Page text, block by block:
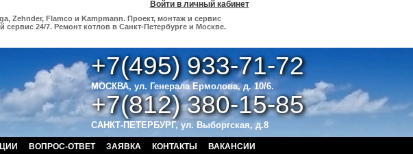
Zehnder, Flamco и Kampmann. Проект, монтаж и сервис
24/7. Ремонт котлов в Санкт-Петербурге и Москве.
Войти в личный кабинет
+7(495) 933-71-72
МОСКВА, ул. Генерала Ермолова, д. 10/6.
+7(812) 380-15-85
САНКТ-ПЕТЕРБУРГ, ул. Выборгская, д.8
ВОПРОС-ОТВЕТ ЗАЯВКА КОНТАКТЫ ВАКАНСИИ